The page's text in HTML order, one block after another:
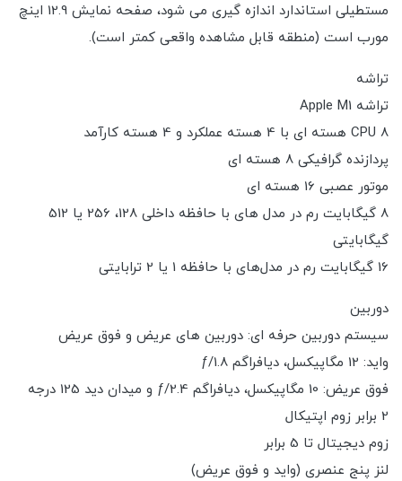
مستطیلی استاندارد اندازه گیری می شود، صفحه نمایش 12.9 اینچ
مورب است (منطقه قابل مشاهده واقعی کمتر است).
تراشه
تراشه Apple M1
CPU 8 هسته ای با 4 هسته عملکرد و 4 هسته کارآمد
پردازنده گرافیکی 8 هسته ای
موتور عصبی 16 هسته ای
8 گیگابایت رم در مدل های با حافظه داخلی 128، 256 یا 512
گیگابایتی
16 گیگابایت رم در مدل‌های با حافظه 1 یا 2 ترابایتی
دوربین
سیستم دوربین حرفه ای: دوربین های عریض و فوق عریض
واید: 12 مگاپیکسل، دیافراگم ƒ/1.8
فوق عریض: 10 مگاپیکسل، دیافراگم ƒ/2.4 و میدان دید 125 درجه
2 برابر زوم اپتیکال
زوم دیجیتال تا 5 برابر
لنز پنج عنصری (واید و فوق عریض)